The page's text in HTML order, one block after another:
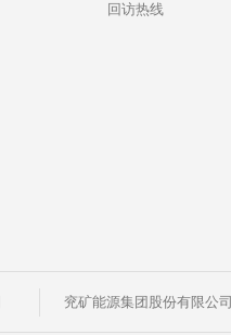
回访热线
兖矿能源集团股份有限公